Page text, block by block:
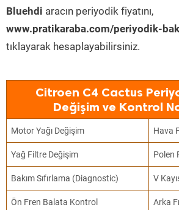
Bluehdi aracın periyodik fiyatını,
www.pratikaraba.com/periyodik-
tıklayarak hesaplayabilirsiniz.
Citroen C4 Cactus
Değişim ve Kontrol
Motor Yağı Değişim Hava
Yağ Filtre Değişim Polen
Bakım Sıfırlama (Diagnostic) V
Ön Fren Balata Kontrol Arka